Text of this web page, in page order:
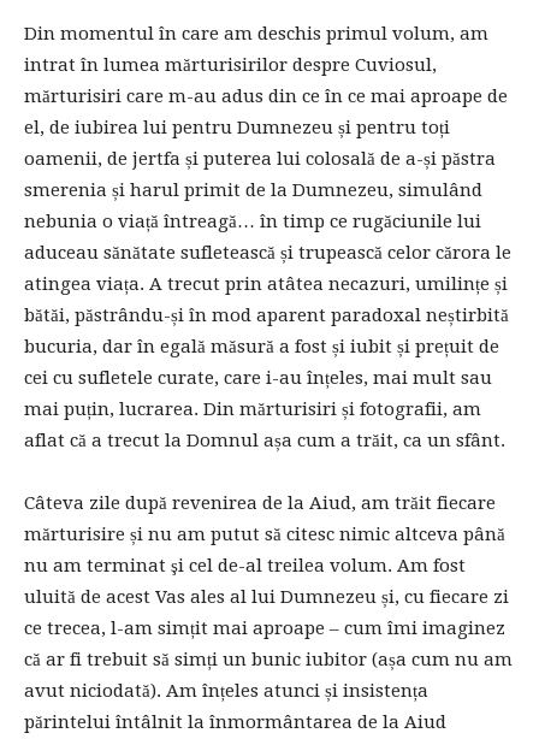
Din momentul în care am deschis primul volum, am
intrat în lumea mărturisirilor despre Cuviosul,
mărturisiri care m-au adus din ce în ce mai aproape de
el, de iubirea lui pentru Dumnezeu și pentru toți
oamenii, de jertfa și puterea lui colosală de a-și păstra
smerenia și harul primit de la Dumnezeu, simulând
nebunia o viață întreagă… în timp ce rugăciunile lui
aduceau sănătate sufletească și trupească celor cărora le
atingea viața. A trecut prin atâtea necazuri, umilințe și
bătăi, păstrându-și în mod aparent paradoxal neștirbită
bucuria, dar în egală măsură a fost și iubit și prețuit de
cei cu sufletele curate, care i-au înțeles, mai mult sau
mai puțin, lucrarea. Din mărturisiri și fotografii, am
aflat că a trecut la Domnul așa cum a trăit, ca un sfânt.
Câteva zile după revenirea de la Aiud, am trăit fiecare
mărturisire și nu am putut să citesc nimic altceva până
nu am terminat şi cel de-al treilea volum. Am fost
uluită de acest Vas ales al lui Dumnezeu și, cu fiecare zi
ce trecea, l-am simțit mai aproape – cum îmi imaginez
că ar fi trebuit să simți un bunic iubitor (așa cum nu am
avut niciodată). Am înțeles atunci și insistența
părintelui întâlnit la înmormântarea de la Aiud